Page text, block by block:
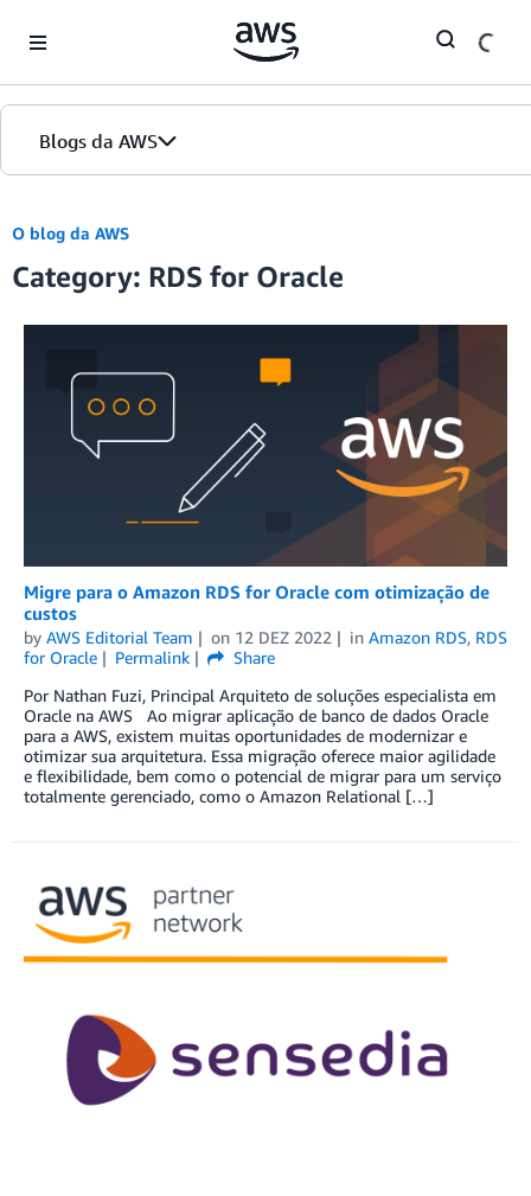
Blogs da AWS
Página inicial
Edições
O blog da AWS
Category: RDS for Oracle
Migre para o Amazon RDS for Oracle com otimização de
custos
by AWS Editorial Team on 12 DEZ 2022 in Amazon RDS, RDS
for Oracle
Permalink
Share
Por Nathan Fuzi, Principal Arquiteto de soluções especialista em
Oracle na AWS Ao migrar aplicação de banco de dados Oracle
para a AWS, existem muitas oportunidades de modernizar e
otimizar sua arquitetura. Essa migração oferece maior agilidade
e flexibilidade, bem como o potencial de migrar para um serviço
totalmente gerenciado, como o Amazon Relational […]